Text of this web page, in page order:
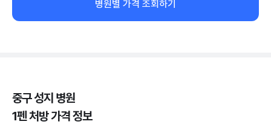
병원별 가격 조회하기
중구 성지 병원
1펜 처방 가격 정보